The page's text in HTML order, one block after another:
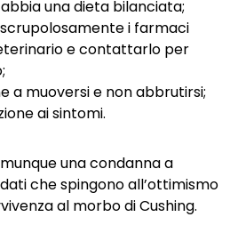
una dieta bilanciata;
i farmaci
e contattarlo per
a muoversi e non abbrutirsi;
ai sintomi.
una condanna a
che spingono all’ottimismo
al morbo di Cushing.